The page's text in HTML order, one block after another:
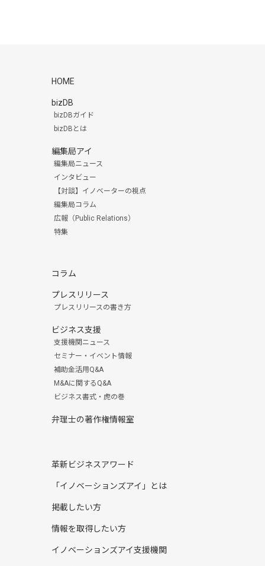
HOME
bizDB
bizDBガイド
bizDBとは
編集局アイ
編集局ニュース
インタビュー
【対談】イノベーターの視点
編集局コラム
広報（Public Relations）
特集
コラム
プレスリリース
プレスリリースの書き方
ビジネス支援
支援機関ニュース
セミナー・イベント情報
補助金活用Q&A
M&Aに関するQ&A
ビジネス書式・虎の巻
弁理士の著作権情報室
革新ビジネスアワード
「イノベーションズアイ」とは
掲載したい方
情報を取得したい方
イノベーションズアイ支援機関